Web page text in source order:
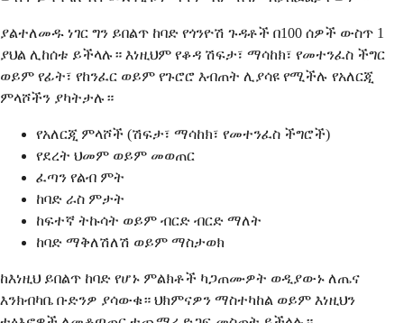
ያልተለመዱ ነገር ግን ይበልጥ ከባድ የጎንዮሽ ጉዳቶች በ100 ሰዎች ውስጥ 1
ያህል ሊከሰቱ ይችላሉ። እነዚህም የቆዳ ሽፍታ፣ ማሳከክ፣ የመተንፈስ ችግር
ወይም የፊት፣ የከንፈር ወይም የጉሮሮ እብጠት ሊያሳዩ የሚችሉ የአለርጂ
ምላሾችን ያካትታሉ።
የአለርጂ ምላሾች (ሽፍታ፣ ማሳከክ፣ የመተንፈስ ችግሮች)
የደረት ህመም ወይም መወጠር
ፈጣን የልብ ምት
ከባድ ራስ ምታት
ከፍተኛ ትኩሳት ወይም ብርድ ብርድ ማለት
ከባድ ማቅለሽለሽ ወይም ማስታወክ
ከእነዚህ ይበልጥ ከባድ የሆኑ ምልክቶች ካጋጠሙዎት ወዲያውኑ ለጤና
እንክብካቤ ቡድንዎ ያሳውቁ። ህክምናዎን ማስተካከል ወይም እነዚህን